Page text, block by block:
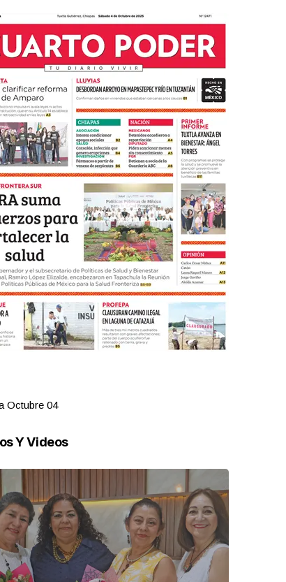
Octubre 04
Y Videos